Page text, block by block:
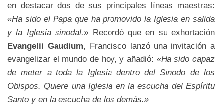
en destacar dos de sus principales líneas maestras:
«Ha sido el Papa que ha promovido la Iglesia en salida
y la Iglesia sinodal.» Recordó que en su exhortación
Evangelii Gaudium, Francisco lanzó una invitación a
evangelizar el mundo de hoy, y añadió: «Ha sido capaz
de meter a toda la Iglesia dentro del Sínodo de los
Obispos. Quiere una Iglesia en la escucha del Espíritu
Santo y en la escucha de los demás.»